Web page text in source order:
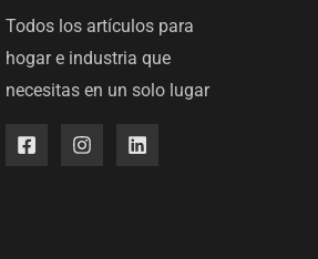
Todos los artículos para
hogar e industria que
necesitas en un solo lugar